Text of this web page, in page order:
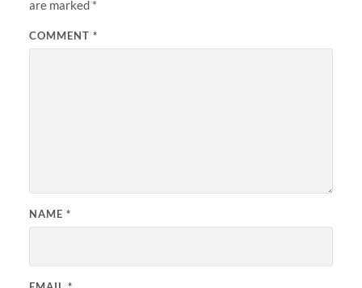
are marked *
COMMENT *
NAME *